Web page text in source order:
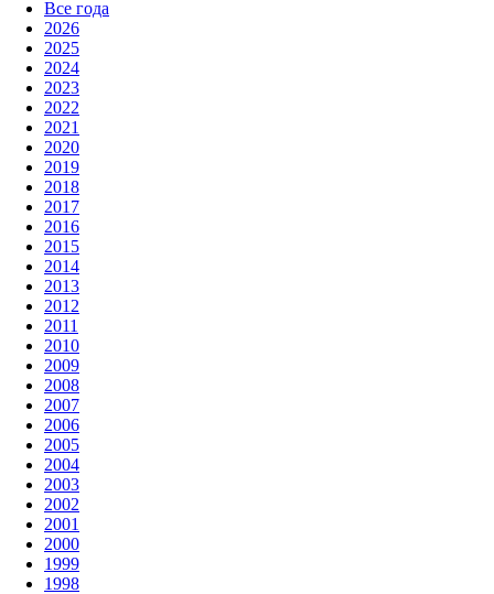
Все года
2026
2025
2024
2023
2022
2021
2020
2019
2018
2017
2016
2015
2014
2013
2012
2011
2010
2009
2008
2007
2006
2005
2004
2003
2002
2001
2000
1999
1998